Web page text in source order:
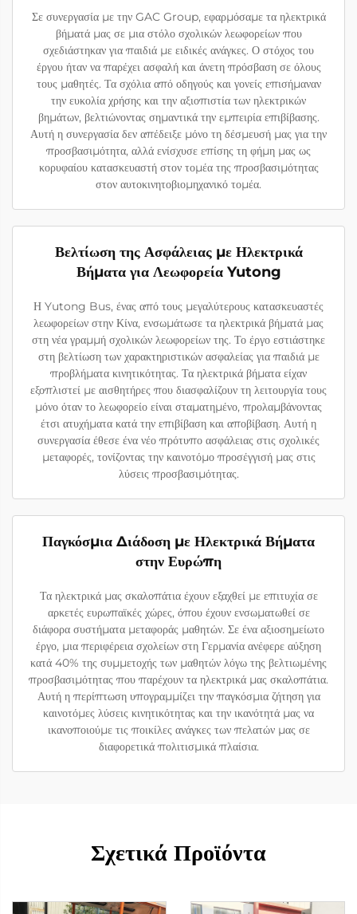
Σε συνεργασία με την GAC Group, εφαρμόσαμε τα ηλεκτρικά
βήματά μας σε μια στόλο σχολικών λεωφορείων που
σχεδιάστηκαν για παιδιά με ειδικές ανάγκες. Ο στόχος του
έργου ήταν να παρέχει ασφαλή και άνετη πρόσβαση σε όλους
τους μαθητές. Τα σχόλια από οδηγούς και γονείς επισήμαναν
την ευκολία χρήσης και την αξιοπιστία των ηλεκτρικών
βημάτων, βελτιώνοντας σημαντικά την εμπειρία επιβίβασης.
Αυτή η συνεργασία δεν απέδειξε μόνο τη δέσμευσή μας για την
προσβασιμότητα, αλλά ενίσχυσε επίσης τη φήμη μας ως
κορυφαίου κατασκευαστή στον τομέα της προσβασιμότητας
στον αυτοκινητοβιομηχανικό τομέα.
Βελτίωση της Ασφάλειας με Ηλεκτρικά
Βήματα για Λεωφορεία Yutong
Η Yutong Bus, ένας από τους μεγαλύτερους κατασκευαστές
λεωφορείων στην Κίνα, ενσωμάτωσε τα ηλεκτρικά βήματά μας
στη νέα γραμμή σχολικών λεωφορείων της. Το έργο εστιάστηκε
στη βελτίωση των χαρακτηριστικών ασφαλείας για παιδιά με
προβλήματα κινητικότητας. Τα ηλεκτρικά βήματα είχαν
εξοπλιστεί με αισθητήρες που διασφαλίζουν τη λειτουργία τους
μόνο όταν το λεωφορείο είναι σταματημένο, προλαμβάνοντας
έτσι ατυχήματα κατά την επιβίβαση και αποβίβαση. Αυτή η
συνεργασία έθεσε ένα νέο πρότυπο ασφάλειας στις σχολικές
μεταφορές, τονίζοντας την καινοτόμο προσέγγισή μας στις
λύσεις προσβασιμότητας.
Παγκόσμια Διάδοση με Ηλεκτρικά Βήματα
στην Ευρώπη
Τα ηλεκτρικά μας σκαλοπάτια έχουν εξαχθεί με επιτυχία σε
αρκετές ευρωπαϊκές χώρες, όπου έχουν ενσωματωθεί σε
διάφορα συστήματα μεταφοράς μαθητών. Σε ένα αξιοσημείωτο
έργο, μια περιφέρεια σχολείων στη Γερμανία ανέφερε αύξηση
κατά 40% της συμμετοχής των μαθητών λόγω της βελτιωμένης
προσβασιμότητας που παρέχουν τα ηλεκτρικά μας σκαλοπάτια.
Αυτή η περίπτωση υπογραμμίζει την παγκόσμια ζήτηση για
καινοτόμες λύσεις κινητικότητας και την ικανότητά μας να
ικανοποιούμε τις ποικίλες ανάγκες των πελατών μας σε
διαφορετικά πολιτισμικά πλαίσια.
Σχετικά Προϊόντα